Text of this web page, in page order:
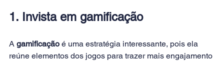
1. Invista em gamificação
A gamificação é uma estratégia interessante, pois ela
reúne elementos dos jogos para trazer mais engajamento